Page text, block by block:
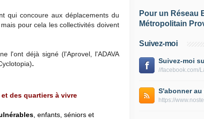
qui concoure aux déplacements du
pour cela les collectivités doivent
l'ont déjà signé (l'Aprovel, l'ADAVA
.
des quartiers à vivre
, enfants, séniors et
Pour un Réseau
Métropolitain
Suivez-moi
Suivez-moi
S'abonner au
https://